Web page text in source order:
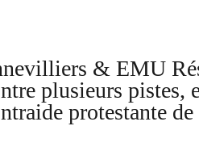
& EMU
plusieurs
protestante